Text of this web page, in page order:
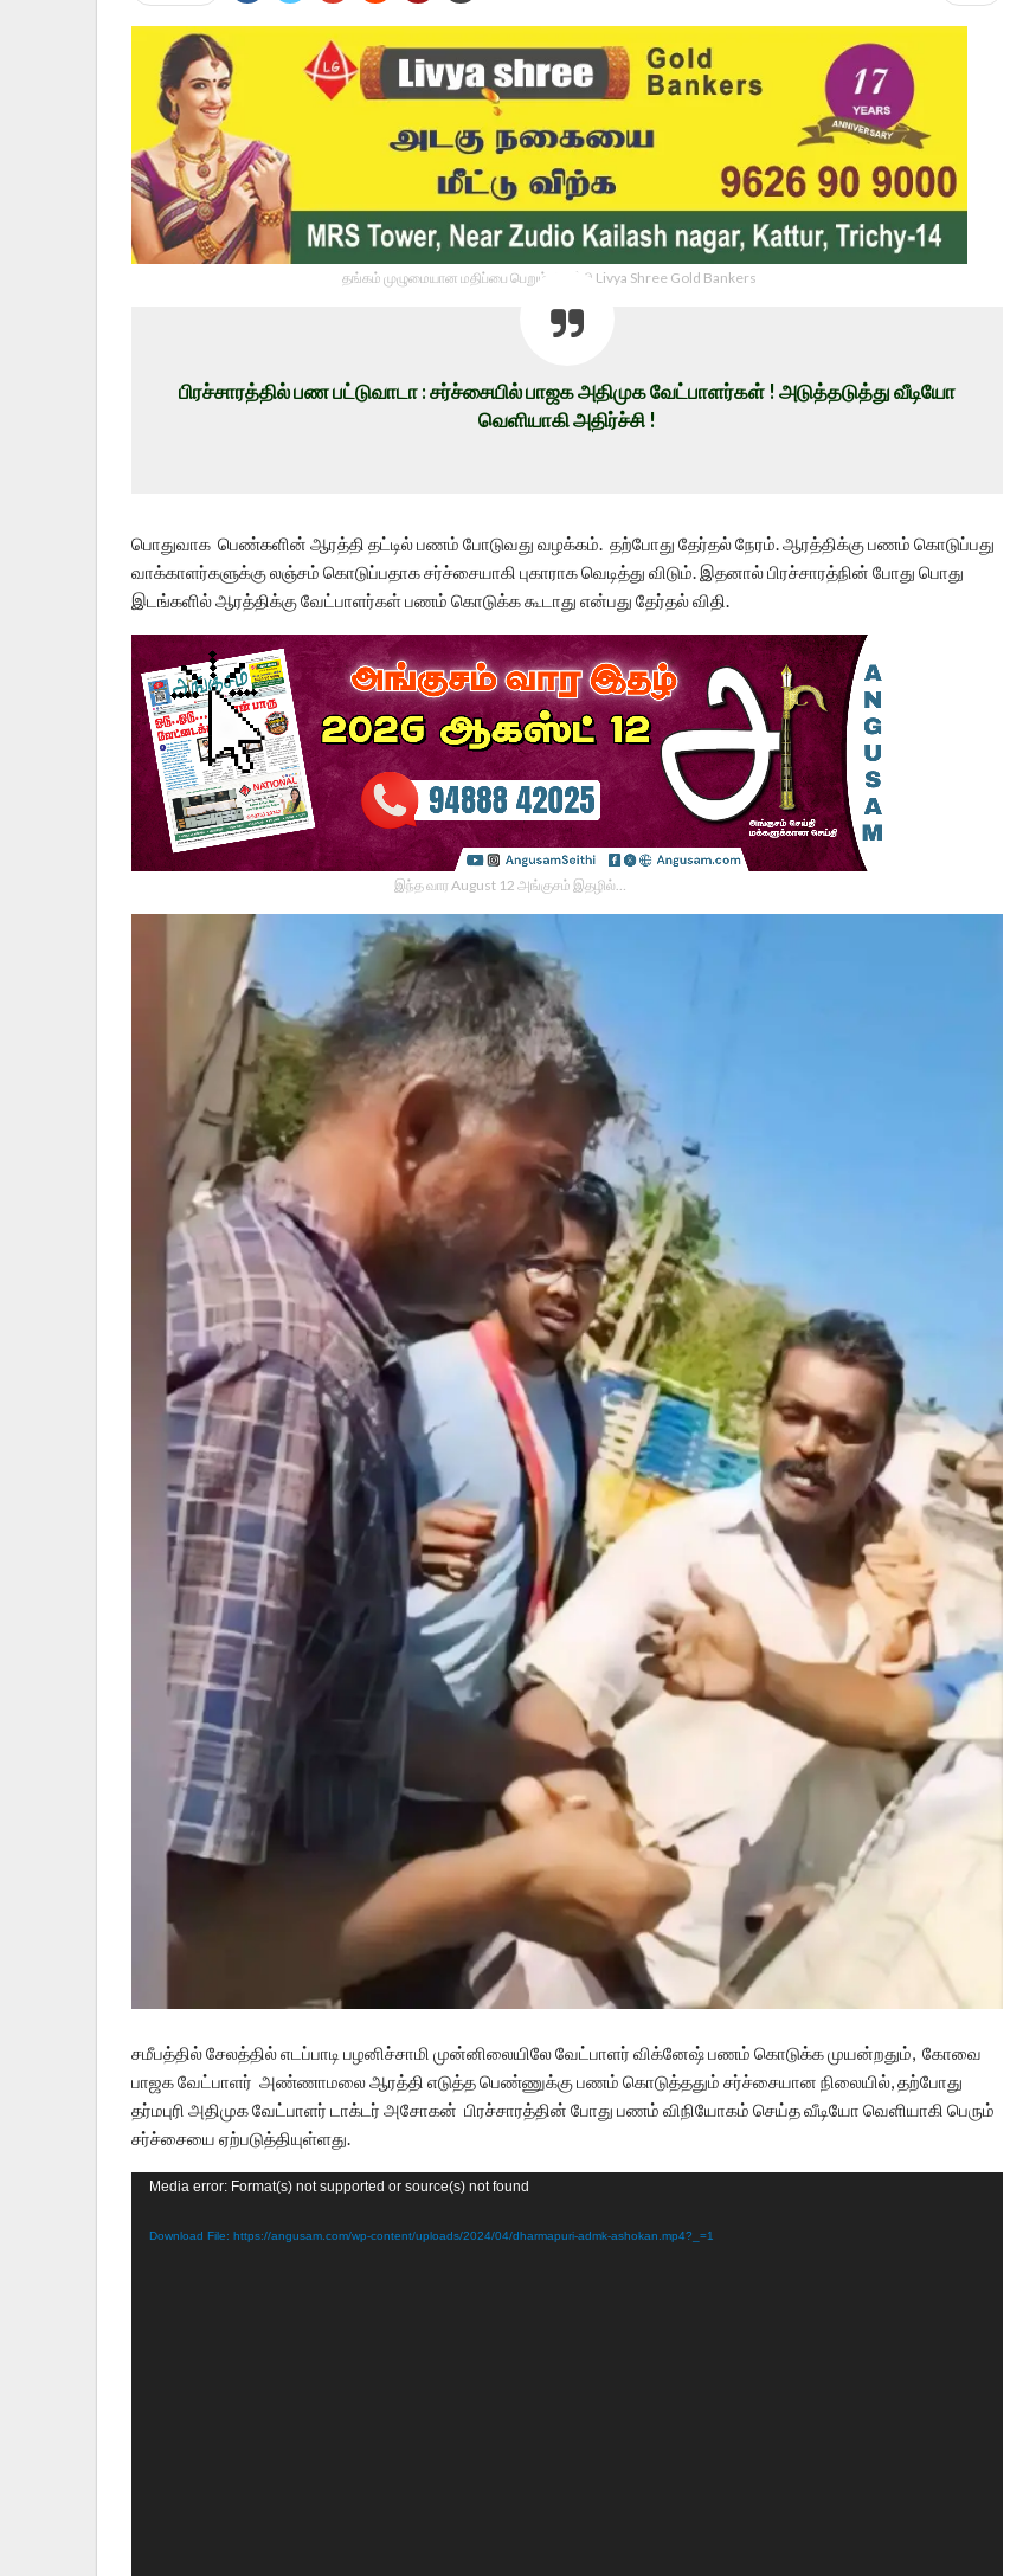
தங்கம் முழுமையான மதிப்பை பெறும் திருச்சி Livya Shree Gold Bankers
பிரச்சாரத்தில் பண பட்டுவாடா : சர்ச்சையில் பாஜக அதிமுக வேட்பாளர்கள் ! அடுத்தடுத்து வீடியோ
வெளியாகி அதிர்ச்சி !
பொதுவாக பெண்களின் ஆரத்தி தட்டில் பணம் போடுவது வழக்கம். தற்போது தேர்தல் நேரம். ஆரத்திக்கு பணம் கொடுப்பது
வாக்காளர்களுக்கு லஞ்சம் கொடுப்பதாக சர்ச்சையாகி புகாராக வெடித்து விடும். இதனால் பிரச்சாரத்நின் போது பொது
இடங்களில் ஆரத்திக்கு வேட்பாளர்கள் பணம் கொடுக்க கூடாது என்பது தேர்தல் விதி.
இந்த வார August 12 அங்குசம் இதழில்…
சமீபத்தில் சேலத்தில் எடப்பாடி பழனிச்சாமி முன்னிலையிலே வேட்பாளர் விக்னேஷ் பணம் கொடுக்க முயன்றதும், கோவை
பாஜக வேட்பாளர் அண்ணாமலை ஆரத்தி எடுத்த பெண்ணுக்கு பணம் கொடுத்ததும் சர்ச்சையான நிலையில், தற்போது
தர்மபுரி அதிமுக வேட்பாளர் டாக்டர் அசோகன் பிரச்சாரத்தின் போது பணம் விநியோகம் செய்த வீடியோ வெளியாகி பெரும்
சர்ச்சையை ஏற்படுத்தியுள்ளது.
Video
Media error: Format(s) not supported or source(s) not found
Download File: https://angusam.com/wp-content/uploads/2024/04/dharmapuri-admk-ashokan.mp4?_=1